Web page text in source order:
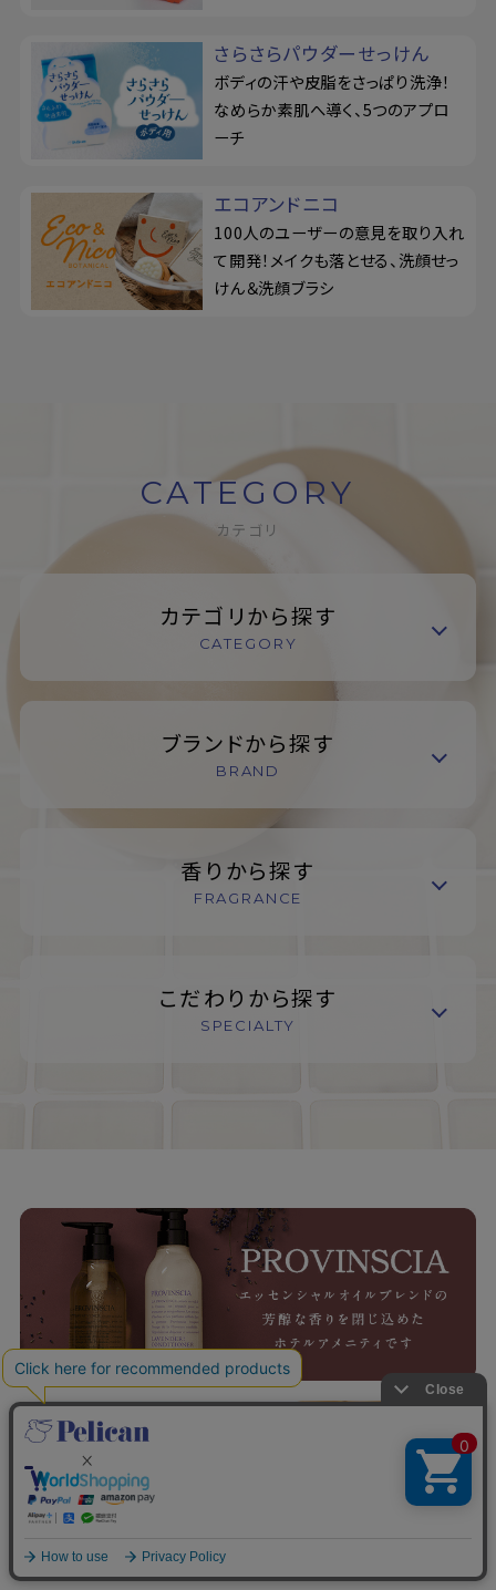
さらさらパウダーせっけん
ボディの汗や皮脂をさっぱり洗浄！
なめらか素肌へ導く、5つのアプロ
ーチ
エコアンドニコ
100人のユーザーの意見を取り入れ
て開発！メイクも落とせる、洗顔せっ
けん＆洗顔ブラシ
CATEGORY
カテゴリ
カテゴリから探す
CATEGORY
ブランドから探す
BRAND
香りから探す
FRAGRANCE
こだわりから探す
SPECIALTY